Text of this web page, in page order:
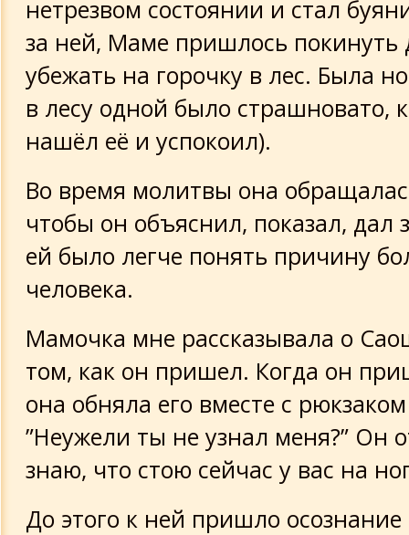
нетрезвом состоянии и стал
за ней, Маме пришлось покинуть
убежать на горочку в лес. Была
в лесу одной было страшновато,
нашёл её и успокоил).
Во время молитвы она
чтобы он объяснил, показал, дал
ей было легче понять причину
человека.
Мамочка мне рассказывала о
том, как он пришел. Когда он
она обняла его вместе с
”Неужели ты не узнал меня?” Он
знаю, что стою сейчас у вас на
До этого к ней пришло осознание